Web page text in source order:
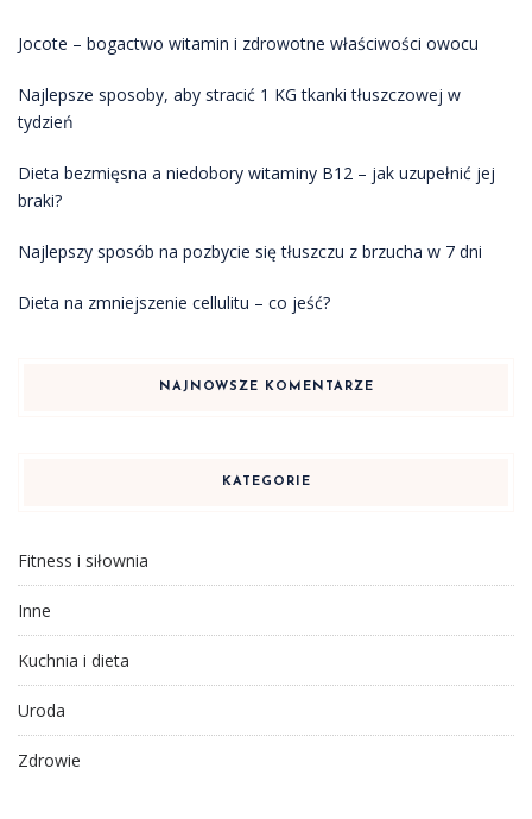
Jocote – bogactwo witamin i zdrowotne właściwości owocu
Najlepsze sposoby, aby stracić 1 KG tkanki tłuszczowej w
tydzień
Dieta bezmięsna a niedobory witaminy B12 – jak uzupełnić jej
braki?
Najlepszy sposób na pozbycie się tłuszczu z brzucha w 7 dni
Dieta na zmniejszenie cellulitu – co jeść?
NAJNOWSZE KOMENTARZE
KATEGORIE
Fitness i siłownia
Inne
Kuchnia i dieta
Uroda
Zdrowie